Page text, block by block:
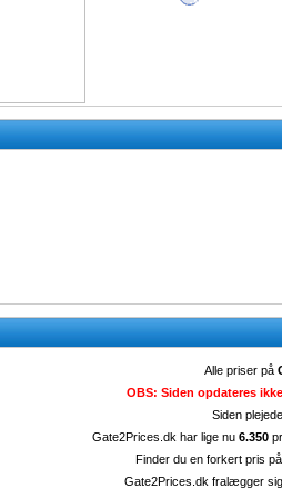
Alle priser på
OBS: Siden opdateres
Siden
Gate2Prices.dk har lige nu 6.350
Finder du en forkert pris
Gate2Prices.dk fralægger